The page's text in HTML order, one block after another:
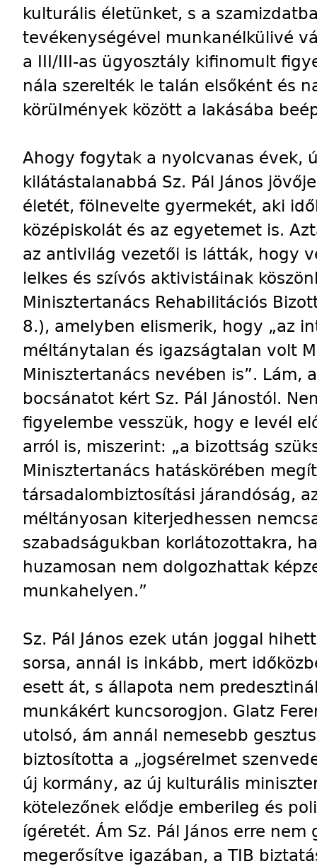
kulturális életünket, s a
tevékenységével munkanélkülivé
a III/III-as ügyosztály kifinomult
nála szerelték le talán elsőként és
körülmények között a lakásába
Ahogy fogytak a nyolcvanas évek,
kilátástalanabbá Sz. Pál János
életét, fölnevelte gyermekét, aki
középiskolát és az egyetemet is.
az antivilág vezetői is látták, hogy
lelkes és szívós aktivistáinak
Minisztertanács Rehabilitációs
8.), amelyben elismerik, hogy „az
méltánytalan és igazságtalan volt
Minisztertanács nevében is”. Lám,
bocsánatot kért Sz. Pál Jánostól.
figyelembe vesszük, hogy e levél
arról is, miszerint: „a bizottság
Minisztertanács hatáskörében
társadalombiztosítási járandóság,
méltányosan kiterjedhessen
szabadságukban korlátozottakra,
huzamosan nem dolgozhattak
munkahelyen.”
Sz. Pál János ezek után joggal
sorsa, annál is inkább, mert
esett át, s állapota nem
munkákért kuncsorogjon. Glatz
utolsó, ám annál nemesebb
biztosította a „jogsérelmet
új kormány, az új kulturális
kötelezőnek elődje emberileg és
ígéretét. Ám Sz. Pál János erre
megerősítve igazában, a TIB